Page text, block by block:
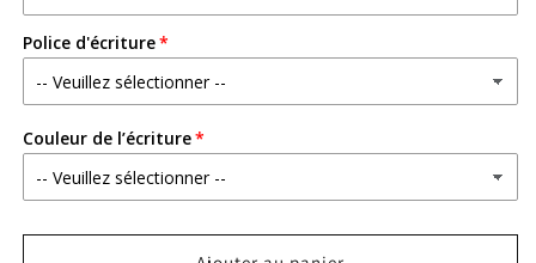
Naissance
personnalisé
Beige
Naissance
personnalisé
Beige
Police d'écriture
Couleur de l’écriture